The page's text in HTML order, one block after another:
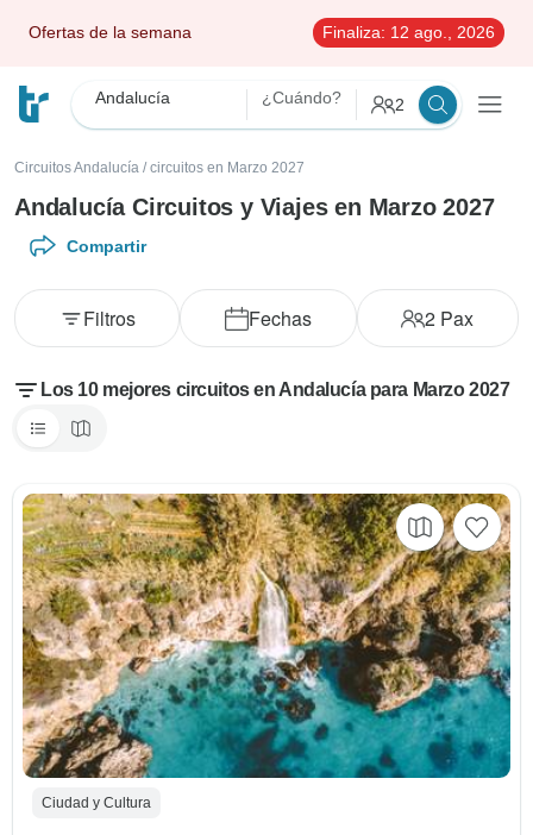
Ofertas de la semana Finaliza: 12 ago., 2026
Andalucía ¿Cuándo? 2
Circuitos Andalucía / circuitos en Marzo 2027
Andalucía Circuitos y Viajes en Marzo 2027
Compartir
Fechas 2 Pax
Filtros
Los 10 mejores circuitos en Andalucía para Marzo 2027
Ciudad y Cultura